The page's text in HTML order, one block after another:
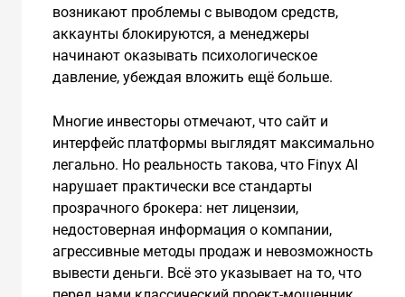
возникают проблемы с выводом средств,
аккаунты блокируются, а менеджеры
начинают оказывать психологическое
давление, убеждая вложить ещё больше.
Многие инвесторы отмечают, что сайт и
интерфейс платформы выглядят максимально
легально. Но реальность такова, что Finyx AI
нарушает практически все стандарты
прозрачного брокера: нет лицензии,
недостоверная информация о компании,
агрессивные методы продаж и невозможность
вывести деньги. Всё это указывает на то, что